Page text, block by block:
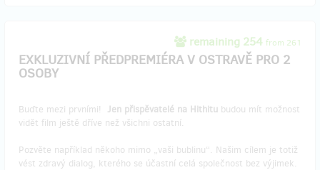
remaining 254 from 261
EXKLUZIVNÍ PŘEDPREMIÉRA V OSTRAVĚ PRO 2
OSOBY
Buďte mezi prvními! Jen přispěvatelé na Hithitu budou mít možnost
vidět film ještě dříve než všichni ostatní.
Pozvěte například někoho mimo „vaši bublinu“. Našim cílem je totiž
vést zdravý dialog, kterého se účastní celá společnost bez výjimek.